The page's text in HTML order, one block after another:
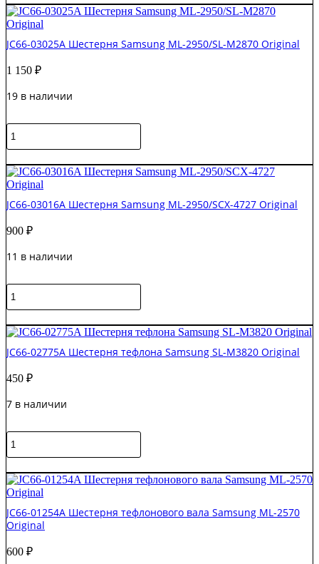
Шестерня
20
Xerox
Phaser
Original
JC66-03025A Шестерня Samsung ML-2950/SL-M2870 Original
1 150 ₽
19 в наличии
Количество
товара
03025A
Шестерня
Samsung
ML-
M2870
JC66-03016A Шестерня Samsung ML-2950/SCX-4727 Original
900 ₽
11 в наличии
Количество
товара
03016A
Шестерня
Samsung
2950/SCX-
Original
JC66-02775A Шестерня тефлона Samsung SL-M3820 Original
450 ₽
7 в наличии
Количество
товара
02775A
Шестерня
тефлона
Samsung
SL-
Original
JC66-01254A Шестерня тефлонового вала Samsung ML-2570
Original
600 ₽